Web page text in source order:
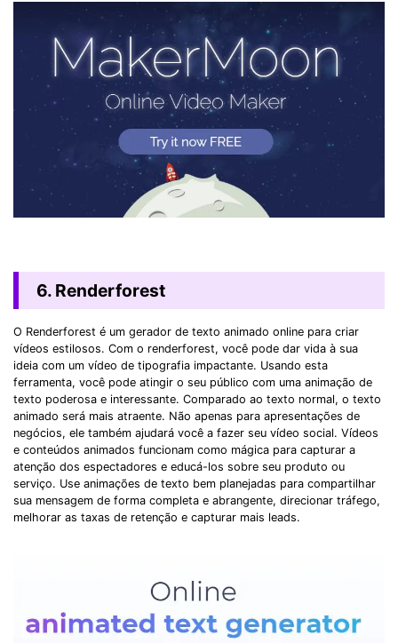
6. Renderforest
O Renderforest é um gerador de texto animado online para criar
vídeos estilosos. Com o renderforest, você pode dar vida à sua
ideia com um vídeo de tipografia impactante. Usando esta
ferramenta, você pode atingir o seu público com uma animação de
texto poderosa e interessante. Comparado ao texto normal, o texto
animado será mais atraente. Não apenas para apresentações de
negócios, ele também ajudará você a fazer seu vídeo social. Vídeos
e conteúdos animados funcionam como mágica para capturar a
atenção dos espectadores e educá-los sobre seu produto ou
serviço. Use animações de texto bem planejadas para compartilhar
sua mensagem de forma completa e abrangente, direcionar tráfego,
melhorar as taxas de retenção e capturar mais leads.